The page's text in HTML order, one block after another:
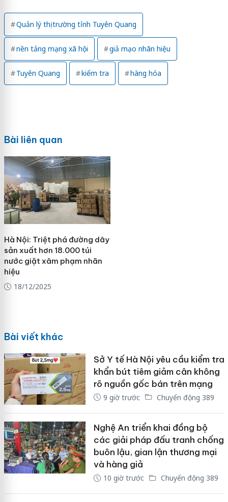
Quản lý thị trường tỉnh Tuyên Quang
nền tảng mạng xã hội giả mạo nhãn hiệu
Tuyên Quang kiểm tra hàng hóa
Bài liên quan
Hà Nội: Triệt phá đường dây
sản xuất hơn 18.000 túi
nước giặt xâm phạm nhãn
hiệu
18/12/2025
Bài viết khác
Sở Y tế Hà Nội yêu cầu kiểm tra
khẩn bút tiêm giảm cân không
rõ nguồn gốc bán trên mạng
9 giờ trước Chuyển động 389
Nghệ An triển khai đồng bộ
các giải pháp đấu tranh chống
buôn lậu, gian lận thương mại
và hàng giả
10 giờ trước Chuyển động 389